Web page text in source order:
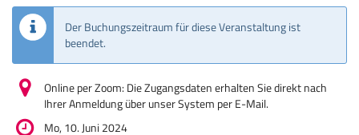
Der Buchungszeitraum für diese Veranstaltung ist
beendet.
Online per Zoom: Die Zugangsdaten erhalten Sie direkt nach
Ihrer Anmeldung über unser System per E-Mail.
Mo, 10. Juni 2024